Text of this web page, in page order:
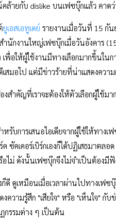
ล้ายกับ dislike บนเฟซบุ๊กแล้ว คาด
ยูเอสเอทูเดย์ รายงานเมื่อวันที่ 15 กัน
นักงานใหญ่เฟซบุ๊กเมื่อวันอังคาร
เพื่อให้ผู้ใช้งานมีทางเลือกมากขึ้นใน
สมอไป แต่มีข่าวร้ายที่น่าแสดงความ
งสำคัญที่เราจะต้องให้ตัวเลือกผู้ใช้ม
หรับการเสนอไอเดียจากผู้ใช้ให้ทาง
ซัคเคอร์เบิร์กเองก็ได้ปฏิเสธมาตล
ไม่ ดังนั้นเฟซบุ๊กจึงไม่จำเป็นต้องมี
ก็ดี ดูเหมือนเมื่อเวลาผ่านไปทางเฟ
งความรู้สึก "เสียใจ" หรือ "เห็นใจ"
กรรมต่าง ๆ เป็นต้น